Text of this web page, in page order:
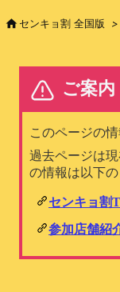
センキョ割 全国版 >